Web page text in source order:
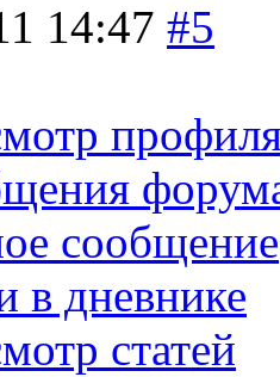
14:47 #5
сообщение
в дневнике
статей